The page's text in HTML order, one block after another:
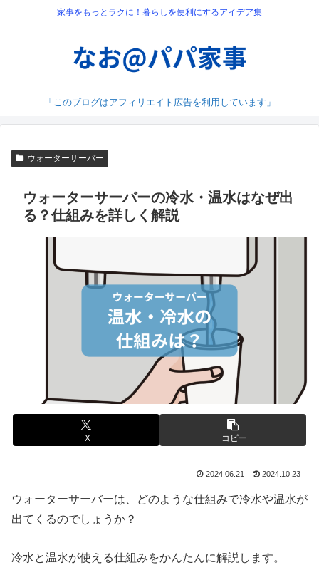
家事をもっとラクに！暮らしを便利にするアイデア集
「このブログはアフィリエイト広告を利用しています」
ウォーターサーバー
ウォーターサーバーの冷水・温水はなぜ出
る？仕組みを詳しく解説
X コピー
2024.06.21 2024.10.23
ウォーターサーバーは、どのような仕組みで冷水や温水が
出てくるのでしょうか？
冷水と温水が使える仕組みをかんたんに解説します。